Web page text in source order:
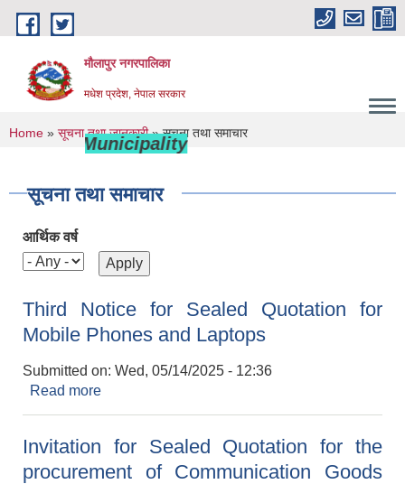
Skip to main content
मौलापुर नगरपालिका
मधेश प्रदेश, नेपाल सरकार
Municipality
You are here
Home » सूचना तथा जानकारी» सूचना तथा समाचार
सूचना तथा समाचार
आर्थिक वर्ष
Third Notice for Sealed Quotation for
Mobile Phones and Laptops
Submitted on: Wed, 05/14/2025 - 12:36
Read more
Invitation for Sealed Quotation for the
procurement of Communication Goods